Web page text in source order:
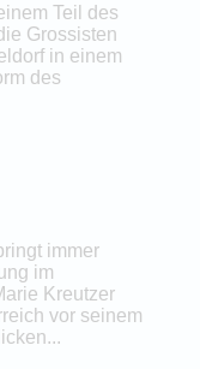
Teil des
Grossisten
in einem
des
immer
im
Kreutzer
vor seinem